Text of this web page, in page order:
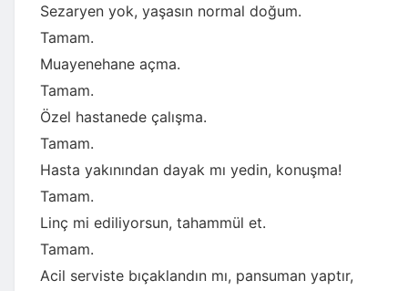
Sezaryen yok, yaşasın normal doğum.
Tamam.
Muayenehane açma.
Tamam.
Özel hastanede çalışma.
Tamam.
Hasta yakınından dayak mı yedin, konuşma!
Tamam.
Linç mi ediliyorsun, tahammül et.
Tamam.
Acil serviste bıçaklandın mı, pansuman yaptır,